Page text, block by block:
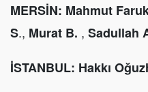
MERSİN: Mahmut
S., Murat B. , Sadullah
İSTANBUL: Hakkı